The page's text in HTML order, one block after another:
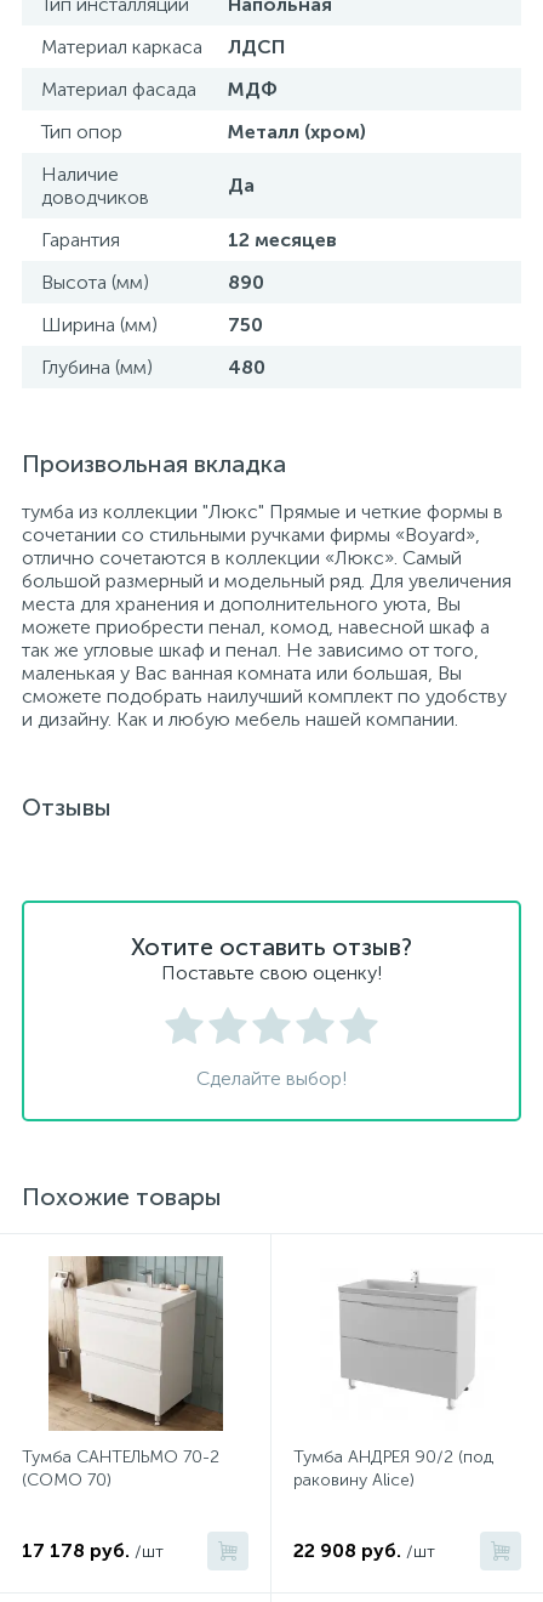
Материал каркаса
ЛДСП
Материал фасада
МДФ
Тип опор
Металл (хром)
Наличие
доводчиков
Да
Гарантия
12 месяцев
Высота (мм)
890
Ширина (мм)
750
Глубина (мм)
480
Произвольная вкладка
тумба из коллекции "Люкс" Прямые и четкие формы в
сочетании со стильными ручками фирмы «Boyard»,
отлично сочетаются в коллекции «Люкс». Самый
большой размерный и модельный ряд. Для увеличения
места для хранения и дополнительного уюта, Вы
можете приобрести пенал, комод, навесной шкаф а
так же угловые шкаф и пенал. Не зависимо от того,
маленькая у Вас ванная комната или большая, Вы
сможете подобрать наилучший комплект по удобству
и дизайну. Как и любую мебель нашей компании.
Отзывы
Хотите оставить отзыв?
Поставьте свою оценку!
Сделайте выбор!
Похожие товары
Тумба САНТЕЛЬМО 70-2
(COMO 70)
17 178 руб. /шт
Тумба АНДРЕЯ 90/2 (под
раковину Alice)
22 908 руб. /шт